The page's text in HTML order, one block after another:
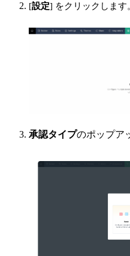
[設定] をクリックします
承認タイプのポップア